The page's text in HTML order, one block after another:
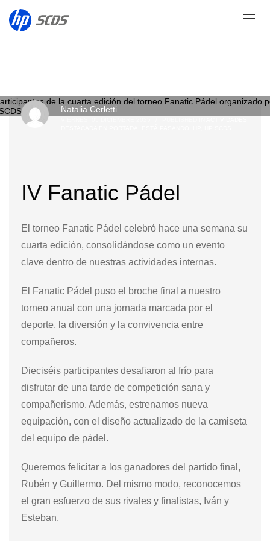
Blog
Natalia Cerletti
IV Fanatic Pádel
El torneo Fanatic Pádel celebró hace una semana su
cuarta edición, consolidándose como un evento
clave dentro de nuestras actividades internas.
El Fanatic Pádel puso el broche final a nuestro
torneo anual con una jornada marcada por el
deporte, la diversión y la convivencia entre
compañeros.
Dieciséis participantes desafiaron al frío para
disfrutar de una tarde de competición sana y
compañerismo. Además, estrenamos nueva
equipación, con el diseño actualizado de la camiseta
del equipo de pádel.
Queremos felicitar a los ganadores del partido final,
Rubén y Guillermo. Del mismo modo, reconocemos
el gran esfuerzo de sus rivales y finalistas, Iván y
Esteban.